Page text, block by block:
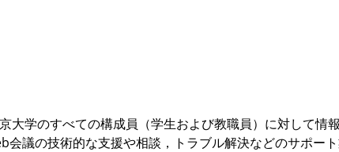
学のすべての構成員（学生および教職員）に対して情
議の技術的な支援や相談，トラブル解決などのサポー